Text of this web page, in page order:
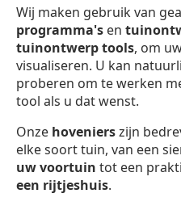
Wij maken gebruik van
programma's en
tuinontwerptools, om
visualiseren. U kan
proberen om te werken
tool als u dat wenst.
Onze hovenierszijn
elke soort tuin, van een
uw voortuin tot een
een rijtjeshuis.